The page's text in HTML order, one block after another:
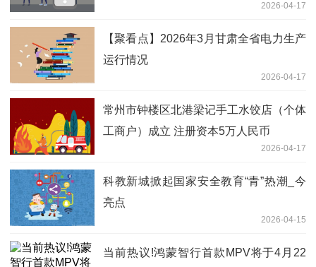
2026-04-17
【聚看点】2026年3月甘肃全省电力生产
运行情况
2026-04-17
常州市钟楼区北港梁记手工水饺店（个体
工商户）成立 注册资本5万人民币
2026-04-17
科教新城掀起国家安全教育“青”热潮_今
亮点
2026-04-15
当前热议!鸿蒙智行首款MPV将于4月22